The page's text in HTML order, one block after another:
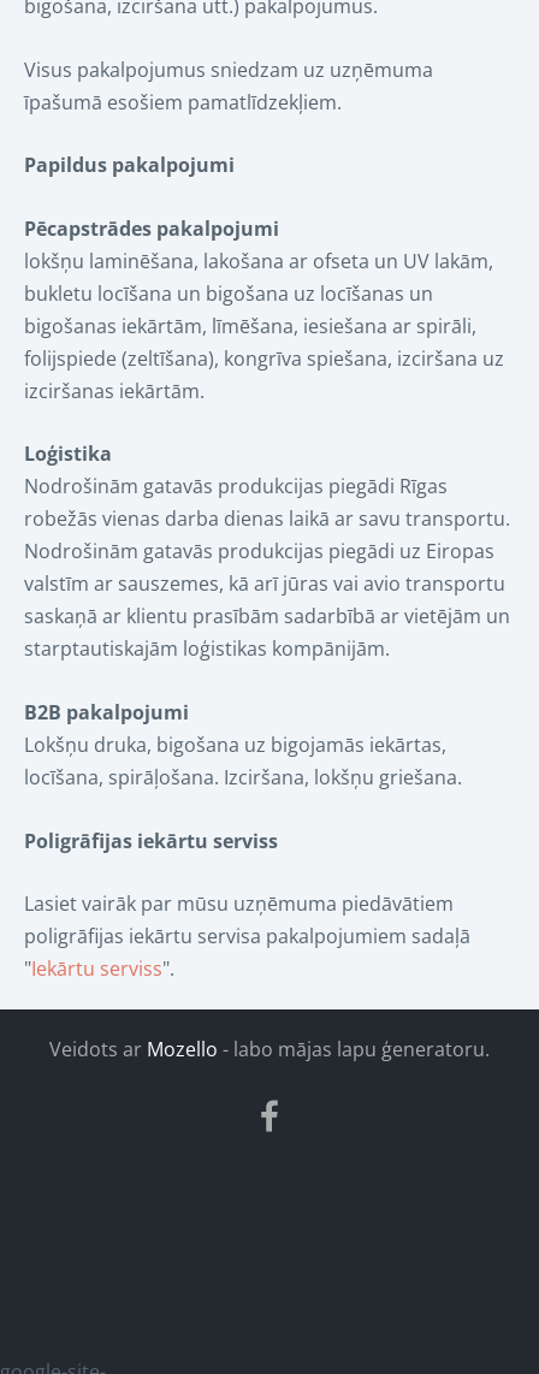
bigošana, izciršana utt.) pakalpojumus.
Visus pakalpojumus sniedzam uz uzņēmuma
īpašumā esošiem pamatlīdzekļiem.
Papildus pakalpojumi
Pēcapstrādes pakalpojumi
lokšņu laminēšana, lakošana ar ofseta un UV lakām,
bukletu locīšana un bigošana uz locīšanas un
bigošanas iekārtām, līmēšana, iesiešana ar spirāli,
folijspiede (zeltīšana), kongrīva spiešana, izciršana uz
izciršanas iekārtām.
Loģistika
Nodrošinām gatavās produkcijas piegādi Rīgas
robežās vienas darba dienas laikā ar savu transportu.
Nodrošinām gatavās produkcijas piegādi uz Eiropas
valstīm ar sauszemes, kā arī jūras vai avio transportu
saskaņā ar klientu prasībām sadarbībā ar vietējām un
starptautiskajām loģistikas kompānijām.
B2B pakalpojumi
Lokšņu druka, bigošana uz bigojamās iekārtas,
locīšana, spirāļošana. Izciršana, lokšņu griešana.
Poligrāfijas iekārtu serviss
Lasiet vairāk par mūsu uzņēmuma piedāvātiem
poligrāfijas iekārtu servisa pakalpojumiem sadaļā
"Iekārtu serviss".
Veidots ar Mozello - labo mājas lapu ģeneratoru.